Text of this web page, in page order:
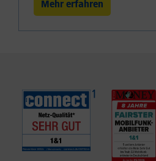
Mehr erfahren